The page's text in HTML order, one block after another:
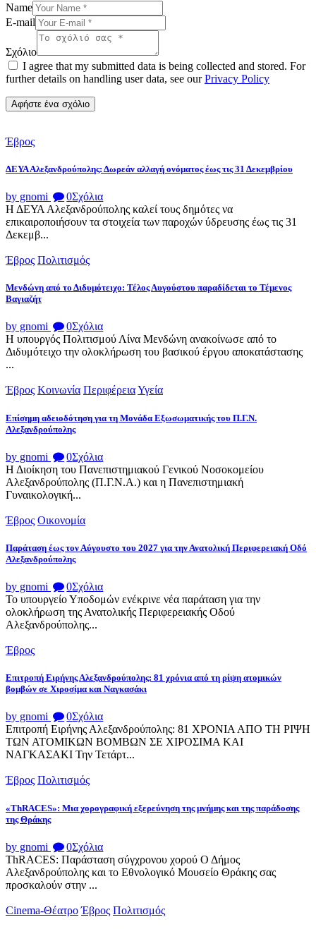
Name
E-mail
Σχόλιο
I agree that my submitted data is being collected and stored. For
further details on handling user data, see ourPrivacy Policy
Έβρος
ΔΕΥΑ Αλεξανδρούπολης: Δωρεάν αλλαγή ονόματος έως τις 31 Δεκεμβρίου
by gnomi 0Σχόλια
Η ΔΕΥΑ Αλεξανδρούπολης καλεί τους δημότες να
επικαιροποιήσουν τα στοιχεία των παροχών ύδρευσης έως τις 31
Δεκεμβ...
Έβρος Πολιτισμός
Μενδώνη από το Διδυμότειχο: Τέλος Αυγούστου παραδίδεται το Τέμενος
Βαγιαζήτ
by gnomi 0Σχόλια
Η υπουργός Πολιτισμού Λίνα Μενδώνη ανακοίνωσε από το
Διδυμότειχο την ολοκλήρωση του βασικού έργου αποκατάστασης
...
Έβρος Κοινωνία ΠεριφέρειαΥγεία
Επίσημη αδειοδότηση για τη Μονάδα Εξωσωματικής του Π.Γ.Ν.
Αλεξανδρούπολης
by gnomi 0Σχόλια
Η Διοίκηση του Πανεπιστημιακού Γενικού Νοσοκομείου
Αλεξανδρούπολης (Π.Γ.Ν.Α.) και η Πανεπιστημιακή
Γυναικολογική...
Έβρος Οικονομία
Παράταση έως τον Αύγουστο του 2027 για την Ανατολική Περιφερειακή Οδό
Αλεξανδρούπολης
by gnomi 0Σχόλια
Το υπουργείο Υποδομών ενέκρινε νέα παράταση για την
ολοκλήρωση της Ανατολικής Περιφερειακής Οδού
Αλεξανδρούπολης...
Έβρος
Επιτροπή Ειρήνης Αλεξανδρούπολης: 81 χρόνια από τη ρίψη ατομικών
βομβών σε Χιροσίμα και Ναγκασάκι
by gnomi 0Σχόλια
Επιτροπή Ειρήνης Αλεξανδρούπολης: 81 ΧΡΟΝΙΑ ΑΠΟ ΤΗ ΡΙΨΗ
ΤΩΝ ΑΤΟΜΙΚΩΝ ΒΟΜΒΩΝ ΣΕ ΧΙΡΟΣΙΜΑ ΚΑΙ
ΝΑΓΚΑΣΑΚΙ Την Τετάρτ...
Έβρος Πολιτισμός
«ThRACES»: Μια χορογραφική εξερεύνηση της μνήμης και της παράδοσης
της Θράκης
by gnomi 0Σχόλια
ThRACES: Παράσταση σύγχρονου χορού Ο Δήμος
Αλεξανδρούπολης και το Εθνολογικό Μουσείο Θράκης σας
προσκαλούν στην ...
Cinema-Θέατρο Έβρος Πολιτισμός